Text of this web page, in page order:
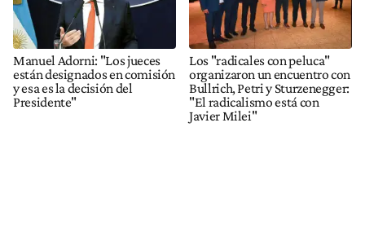
Manuel Adorni: "Los jueces
están designados en comisión
y esa es la decisión del
Presidente"
Los "radicales con peluca"
organizaron un encuentro con
Bullrich, Petri y Sturzenegger:
"El radicalismo está con
Javier Milei"